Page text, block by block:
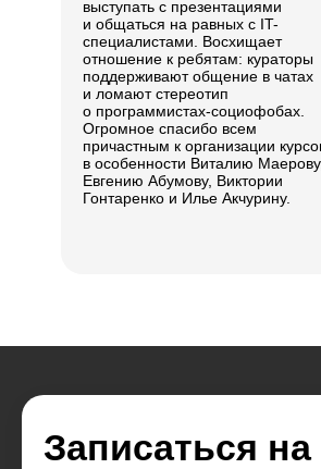
выступать с презентациями
и общаться на равных с IT-
специалистами. Восхищает
отношение к ребятам: кураторы
поддерживают общение в чатах
и ломают стереотип
о программистах-социофобах.
Огромное спасибо всем
причастным к организации
в особенности Виталию Маерову,
Евгению Абумову, Виктории
Гонтаренко и Илье Акчурину.
Записаться на